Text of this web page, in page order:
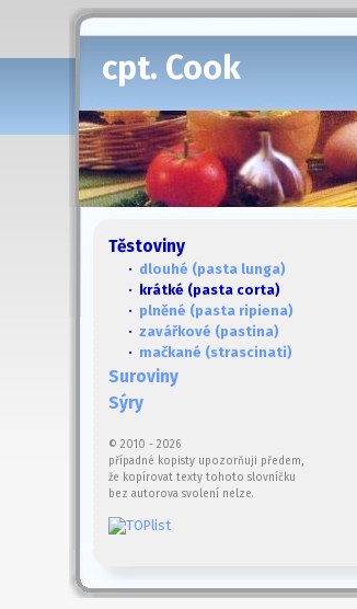
cpt. Cook
Těstoviny
· dlouhé (pasta lunga)
· krátké (pasta corta)
· plněné (pasta ripiena)
· zavářkové (pastina)
· mačkané (strascinati)
Suroviny
Sýry
© 2010 - 2026
případné kopisty upozorňuji předem,
že kopírovat texty tohoto slovníčku
bez autorova svolení nelze.